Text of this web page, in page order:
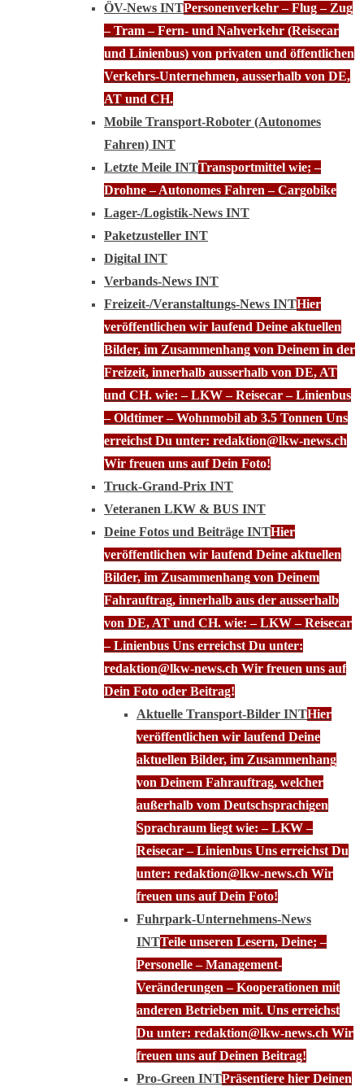
ÖV-News INTPersonenverkehr – Flug – Zug
– Tram – Fern- und Nahverkehr (Reisecar
und Linienbus) von privaten und öffentlichen
Verkehrs-Unternehmen, ausserhalb von DE,
AT und CH.
Mobile Transport-Roboter (Autonomes
Fahren) INT
Letzte Meile INTTransportmittel wie; –
Drohne – Autonomes Fahren – Cargobike
Lager-/Logistik-News INT
Paketzusteller INT
Digital INT
Verbands-News INT
Freizeit-/Veranstaltungs-News INTHier
veröffentlichen wir laufend Deine aktuellen
Bilder, im Zusammenhang von Deinem in der
Freizeit, innerhalb ausserhalb von DE, AT
und CH. wie: – LKW – Reisecar – Linienbus
– Oldtimer – Wohnmobil ab 3.5 Tonnen Uns
erreichst Du unter: redaktion@lkw-news.ch
Wir freuen uns auf Dein Foto!
Truck-Grand-Prix INT
Veteranen LKW & BUS INT
Deine Fotos und Beiträge INTHier
veröffentlichen wir laufend Deine aktuellen
Bilder, im Zusammenhang von Deinem
Fahrauftrag, innerhalb aus der ausserhalb
von DE, AT und CH. wie: – LKW – Reisecar
– Linienbus Uns erreichst Du unter:
redaktion@lkw-news.ch Wir freuen uns auf
Dein Foto oder Beitrag!
Aktuelle Transport-Bilder INTHier
veröffentlichen wir laufend Deine
aktuellen Bilder, im Zusammenhang
von Deinem Fahrauftrag, welcher
außerhalb vom Deutschsprachigen
Sprachraum liegt wie: – LKW –
Reisecar – Linienbus Uns erreichst Du
unter: redaktion@lkw-news.ch Wir
freuen uns auf Dein Foto!
Fuhrpark-Unternehmens-News
INTTeile unseren Lesern, Deine; –
Personelle – Management-
Veränderungen – Kooperationen mit
anderen Betrieben mit. Uns erreichst
Du unter: redaktion@lkw-news.ch Wir
freuen uns auf Deinen Beitrag!
Pro-Green INTPräsentiere hier Deinen